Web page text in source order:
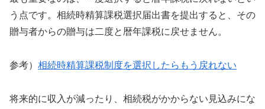
う点です。相続時精算課税選択届出書を提出すると、その
贈与者からの贈与は二度と暦年課税に戻せません。
参考） 相続時精算課税制度を選択したらもう戻れない
将来的に収入が減ったり、相続税がかからない見込みにな